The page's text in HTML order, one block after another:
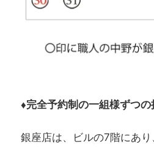
♦完全予約制の一組様ずつの
銀座店は、ビルの7階にあ